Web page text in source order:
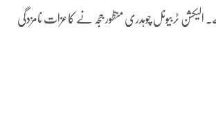
الیکشن ٹربیونل چوہدری منظور ججہ نے کاعزات نامزدگی